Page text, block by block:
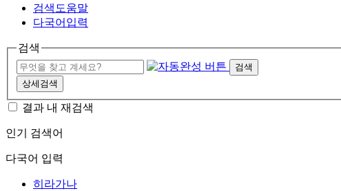
검색도움말
다국어입력
검색
검색
상세검색
결과 내 재검색
인기 검색어
다국어 입력
히라가나